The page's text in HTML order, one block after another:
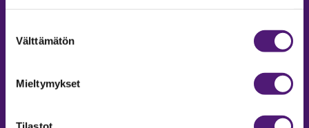
valinta
Välttämätön
Mieltymykset
Tiedustelut & Varaukset